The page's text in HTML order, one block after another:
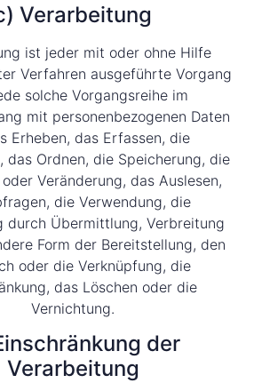
Verarbeitung
ist jeder mit oder ohne Hilfe
Verfahren ausgeführte Vorgang
solche Vorgangsreihe im
mit personenbezogenen Daten
Erheben, das Erfassen, die
das Ordnen, die Speicherung, die
Veränderung, das Auslesen,
die Verwendung, die
durch Übermittlung, Verbreitung
Form der Bereitstellung, den
oder die Verknüpfung, die
das Löschen oder die
Vernichtung.
der
Verarbeitung